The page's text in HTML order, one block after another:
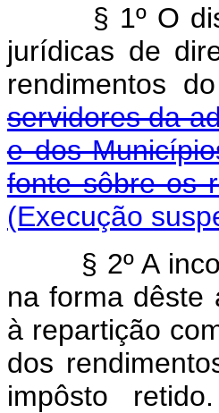
§ 1º O
jurídicas de
rendimentos
servidores da
e dos
fonte sôbre os
(Execução
§ 2º A
na forma dêste
à repartição
dos
impôsto